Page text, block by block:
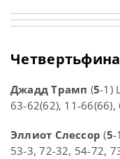
Джадд Трамп (5-1)
63-62(62), 11-
Эллиот Слессор (5-
53-3, 72-32, 54-72,